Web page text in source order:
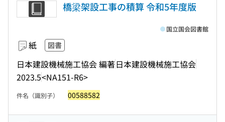
橋梁架設工事の積算 令和5年度版
紙 図書
日本建設機械施工協会 編著日本建設機械施工協会
2023.5<NA151-R6>
国立国会図書館
件名（識別子） 00588582